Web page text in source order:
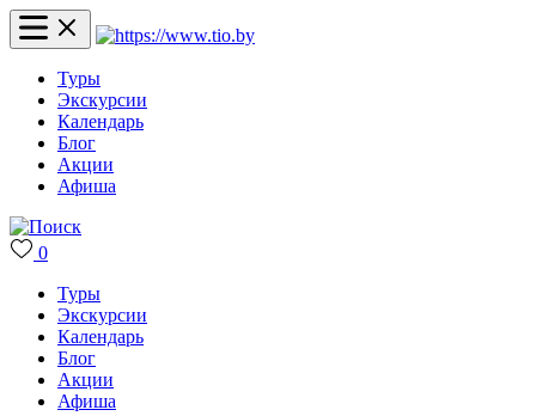
Туры
Экскурсии
Календарь
Блог
Акции
Афиша
0
Туры
Экскурсии
Календарь
Блог
Акции
Афиша